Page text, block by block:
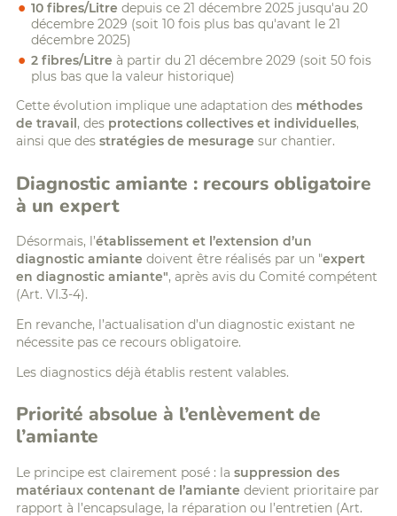
10 fibres/Litre depuis ce 21 décembre 2025 jusqu'au 20
décembre 2029 (soit 10 fois plus bas qu'avant le 21
décembre 2025)
2 fibres/Litre à partir du 21 décembre 2029 (soit 50 fois
plus bas que la valeur historique)
Cette évolution implique une adaptation des méthodes
de travail , des protections collectives et individuelles,
ainsi que des stratégies de mesurage sur chantier.
Diagnostic amiante : recours obligatoire
à un expert
Désormais, l’établissement et l’extension d’un
diagnostic amiante doivent être réalisés par un "expert
en diagnostic amiante", après avis du Comité compétent
(Art. VI.3-4).
En revanche, l’actualisation d’un diagnostic existant ne
nécessite pas ce recours obligatoire.
Les diagnostics déjà établis restent valables.
Priorité absolue à l’enlèvement de
l’amiante
Le principe est clairement posé : la suppression des
matériaux contenant de l’amiante devient prioritaire par
rapport à l’encapsulage, la réparation ou l’entretien (Art.